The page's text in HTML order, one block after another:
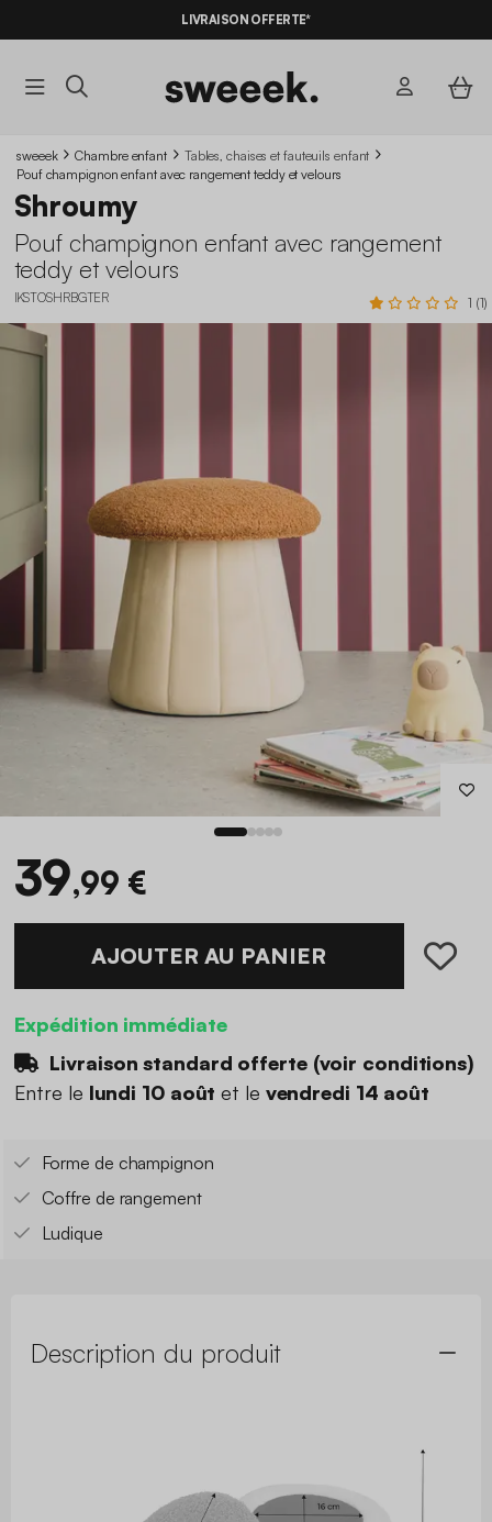
LIVRAISON OFFERTE*
sweeek Chambre enfant
Tables, chaises et fauteuils enfant
Pouf champignon enfant avec rangement teddy et velours
Shroumy
Pouf champignon enfant avec rangement
teddy et velours
IKSTOSHRBGTER 1 (1)
39,99 €
AJOUTER AU PANIER
Expédition immédiate
Livraison standard offerte (voir conditions)
Entre le lundi 10 août et le vendredi 14 août
Forme de champignon
Coffre de rangement
Ludique
Description du produit